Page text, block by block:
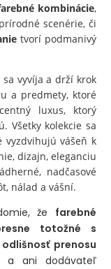
kombinácie,
scenérie, či
tvorí podmanivý
vyvíja a drží krok
a predmety, ktoré
luxus, ktorý
Všetky kolekcie sa
vyzdvihujú vášeň k
dizajn, eleganciu
nadčasové
nálad a vášní.
že farebné
totožné s
prenosu
a ani dodávateľ